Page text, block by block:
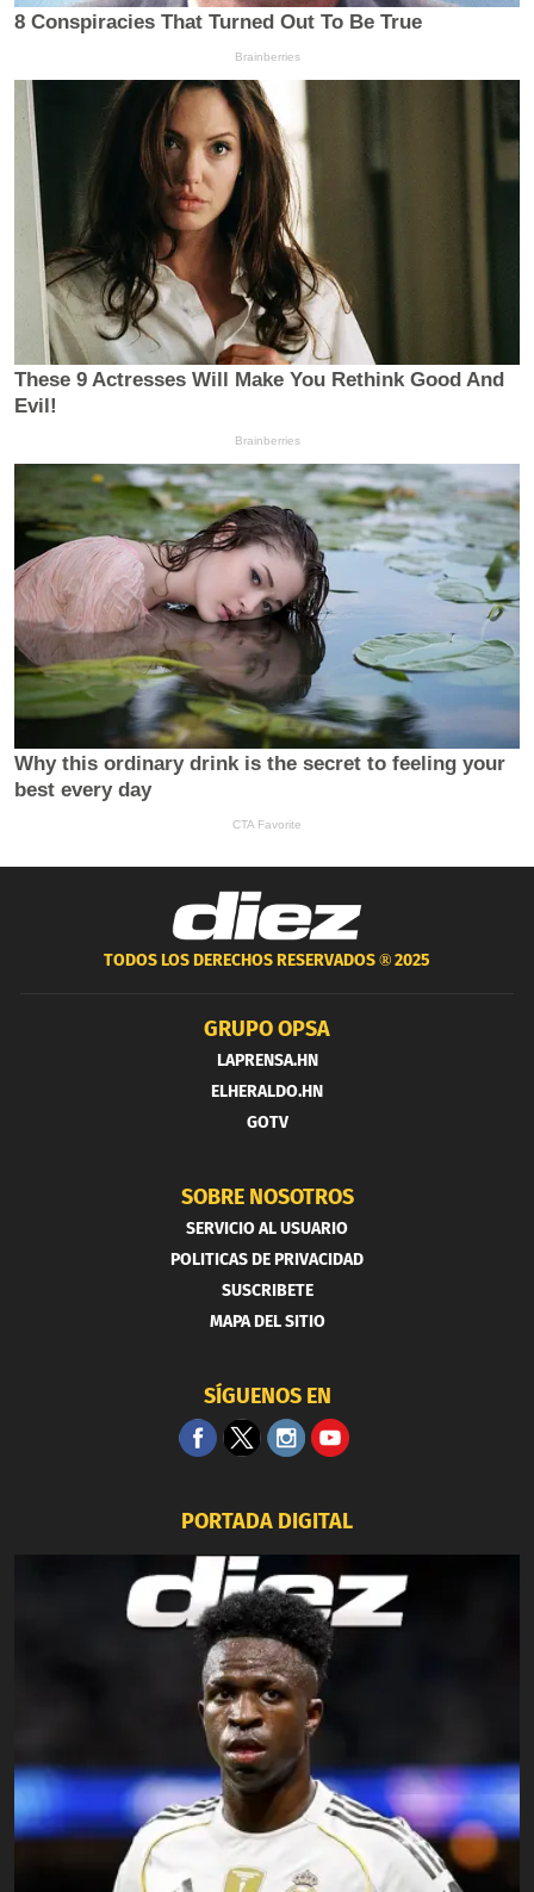
TODOS LOS DERECHOS RESERVADOS ®2025
GRUPO OPSA
LAPRENSA.HN
ELHERALDO.HN
GOTV
SOBRE NOSOTROS
SERVICIO AL USUARIO
POLITICAS DE PRIVACIDAD
SUSCRIBETE
MAPA DEL SITIO
SÍGUENOS EN
PORTADA DIGITAL